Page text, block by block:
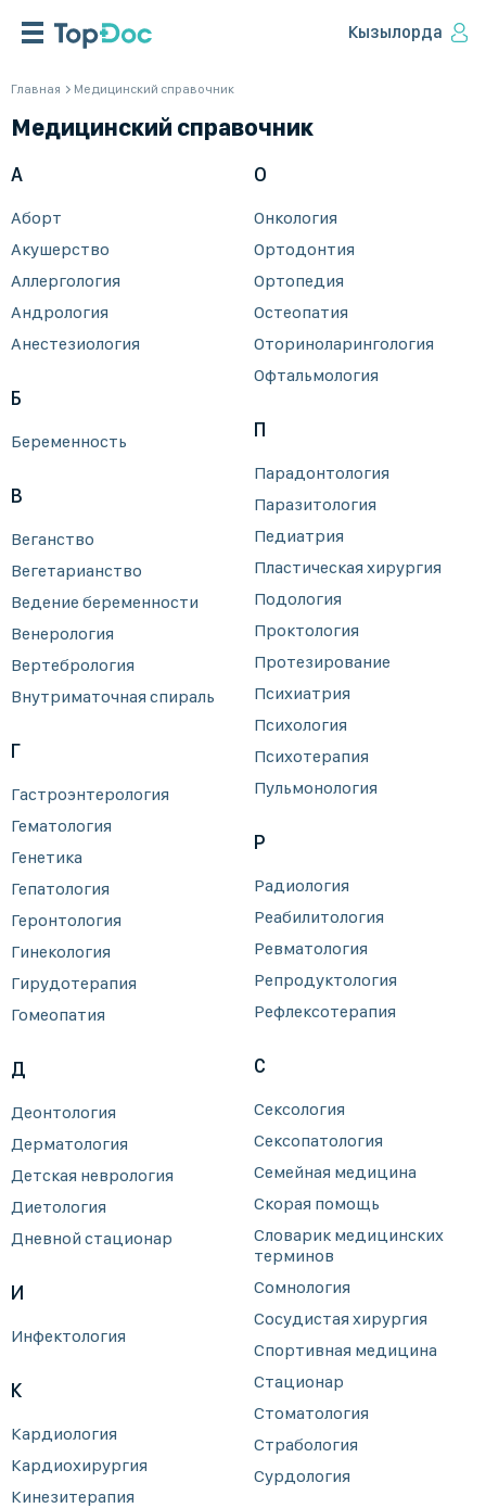
Кызылорда
Главная Медицинский справочник
Медицинский справочник
А
Аборт
Акушерство
Аллергология
Андрология
Анестезиология
Б
Беременность
В
Веганство
Вегетарианство
Ведение беременности
Венерология
Вертебрология
Внутриматочная спираль
Г
Гастроэнтерология
Гематология
Генетика
Гепатология
Геронтология
Гинекология
Гирудотерапия
Гомеопатия
Д
Деонтология
Дерматология
Детская неврология
Диетология
Дневной стационар
И
Инфектология
К
Кардиология
Кардиохирургия
Кинезитерапия
О
Онкология
Ортодонтия
Ортопедия
Остеопатия
Оториноларингология
Офтальмология
П
Парадонтология
Паразитология
Педиатрия
Пластическая хирургия
Подология
Проктология
Протезирование
Психиатрия
Психология
Психотерапия
Пульмонология
Р
Радиология
Реабилитология
Ревматология
Репродуктология
Рефлексотерапия
С
Сексология
Сексопатология
Семейная медицина
Скорая помощь
Словарик медицинских
терминов
Сомнология
Сосудистая хирургия
Спортивная медицина
Стационар
Стоматология
Страбология
Сурдология